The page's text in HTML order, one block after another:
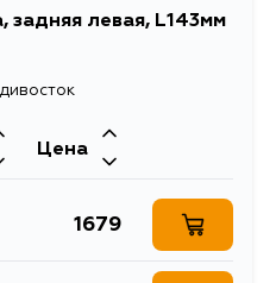
задняя левая, L143мм
Цена
1679